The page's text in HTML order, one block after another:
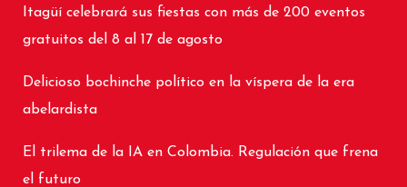
Itagüí celebrará sus fiestas con más de 200 eventos
gratuitos del 8 al 17 de agosto
Delicioso bochinche político en la víspera de la era
abelardista
El trilema de la IA en Colombia. Regulación que frena
el futuro